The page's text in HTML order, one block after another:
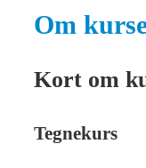
Om
Kort om
Tegnekurs